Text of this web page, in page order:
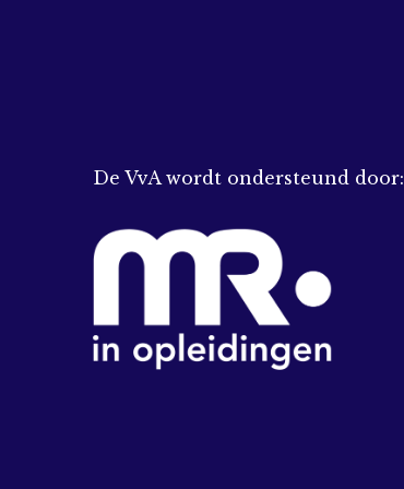
De VvA wordt ondersteund door: